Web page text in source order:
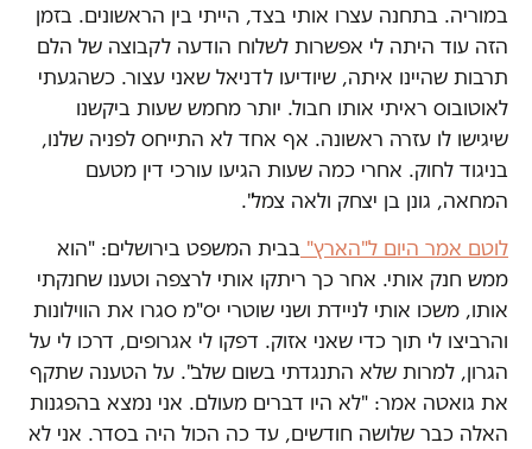
במוריה. בתחנה עצרו אותי בצד, הייתי בין הראשונים. בזמן
הזה עוד היתה לי אפשרות לשלוח הודעה לקבוצה של הלם
תרבות שהיינו איתה, שיודיעו לדניאל שאני עצור. כשהגעתי
לאוטובוס ראיתי אותו חבול. יותר מחמש שעות ביקשנו
שיגישו לו עזרה ראשונה. אף אחד לא התייחס לפניה שלנו,
בניגוד לחוק. אחרי כמה שעות הגיעו עורכי דין מטעם
המחאה, גונן בן יצחק ולאה צמל".
לוטם אמר היום ל"הארץ" בבית המשפט בירושלים: "הוא
ממש חנק אותי. אחר כך ריתקו אותי לרצפה וטענו שחנקתי
אותו, משכו אותי לניידת ושני שוטרי יס"מ סגרו את הווילונות
והרביצו לי תוך כדי שאני אזוק. דפקו לי אגרופים, דרכו לי על
הגרון, למרות שלא התנגדתי בשום שלב". על הטענה שתקף
את גואטה אמר: "לא היו דברים מעולם. אני נמצא בהפגנות
האלה כבר שלושה חודשים, עד כה הכול היה בסדר. אני לא